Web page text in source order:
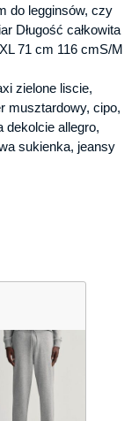
do legginsów, czy
Długość całkowita
71 cm 116 cmS/M
zielone liscie,
musztardowy, cipo,
dekolcie allegro,
sukienka, jeansy